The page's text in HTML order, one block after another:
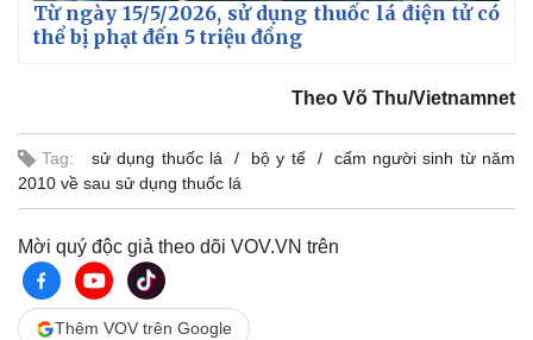
Từ ngày 15/5/2026, sử dụng thuốc lá điện tử có
thể bị phạt đến 5 triệu đồng
Theo Võ Thu/Vietnamnet
Tag: sử dụng thuốc lá bộ y tế
cấm người sinh từ năm
2010 về sau sử dụng thuốc lá
Mời quý độc giả theo dõi VOV.VN trên
Thêm VOV trên Google